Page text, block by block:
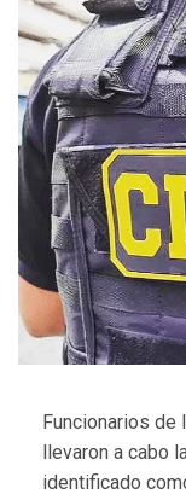
Funcionarios de
llevaron a cabo
identificado